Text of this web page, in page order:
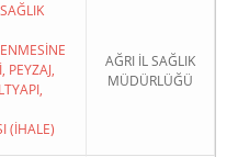
PEYZAJ,
(İHALE)
AĞRI İL SAĞLIK
MÜDÜRLÜĞÜ